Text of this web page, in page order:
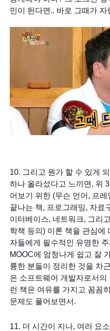
민이 된다면.. 바로 그때가 자
10. 그리고 뭔가 할 수 있게
하나 올라섰다고 느끼면, 위
어보기 위한 (무슨 언어, 프
끝나는 책, 프로그래밍, 자료
이터베이스, 네트워크, 그리
학책 등의) 이론 책을 관심에
자들에게 필수적인 유명한
MOOC에 엄청나게 쉽고 잘
륭한 분들이 정리한 것을 차
은 소프트웨어 개발자로서의
런 책은 여유를 가지고 꼼꼼
문제도 풀어보면서.
11. 더 시간이 지나, 여러 요